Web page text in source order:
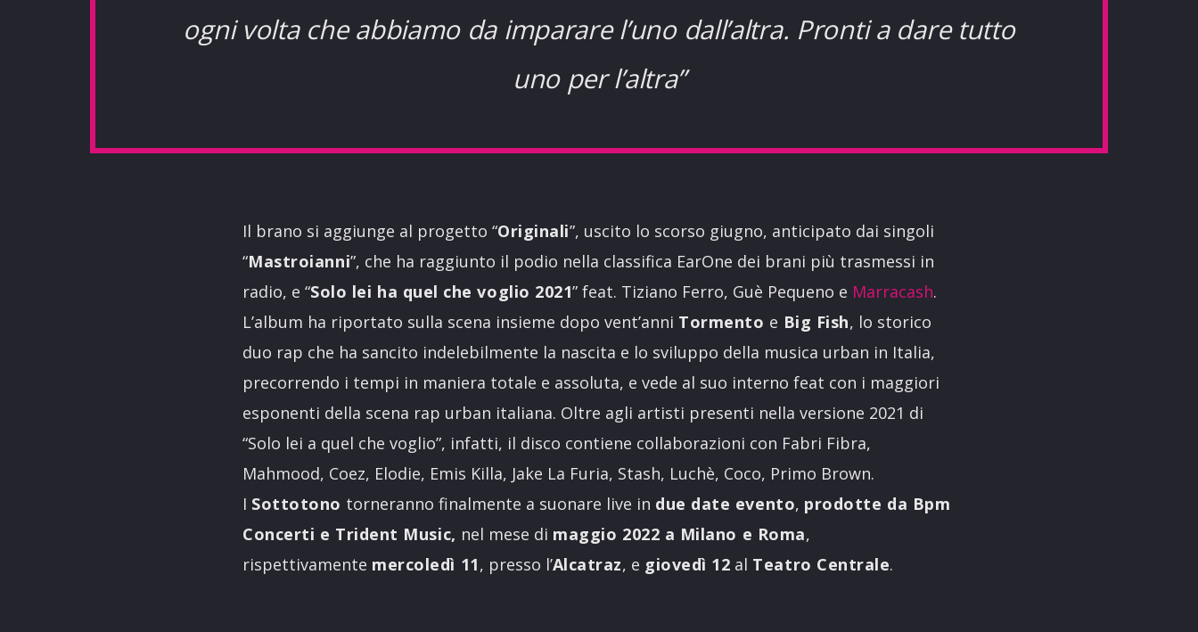
ogni volta che abbiamo da imparare l’uno dall’altra. Pronti a dare tutto
uno per l’altra”
Il brano si aggiunge al progetto “Originali”, uscito lo scorso giugno, anticipato dai singoli
“Mastroianni”, che ha raggiunto il podio nella classifica EarOne dei brani più trasmessi in
radio, e “Solo lei ha quel che voglio 2021” feat. Tiziano Ferro, Guè Pequeno e Marracash.
L’album ha riportato sulla scena insieme dopo vent’anni Tormento e Big Fish, lo storico
duo rap che ha sancito indelebilmente la nascita e lo sviluppo della musica urban in Italia,
precorrendo i tempi in maniera totale e assoluta, e vede al suo interno feat con i maggiori
esponenti della scena rap urban italiana. Oltre agli artisti presenti nella versione 2021 di
“Solo lei a quel che voglio”, infatti, il disco contiene collaborazioni con Fabri Fibra,
Mahmood, Coez, Elodie, Emis Killa, Jake La Furia, Stash, Luchè, Coco, Primo Brown.
I Sottotono torneranno finalmente a suonare live in due date evento, prodotte da Bpm
Concerti e Trident Music, nel mese di maggio 2022 a Milano e Roma,
rispettivamente mercoledì 11, presso l’Alcatraz, e giovedì 12 al Teatro Centrale.